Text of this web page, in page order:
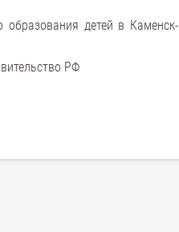
образования детей в Каменск-
РФ